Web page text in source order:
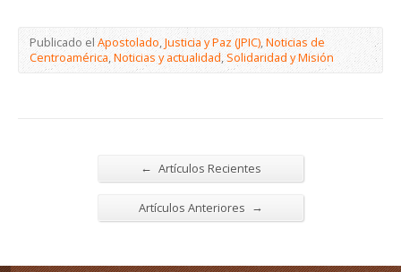
Publicado el Apostolado,Justicia y Paz (JPIC),Noticias de
Centroamérica,Noticias y actualidad,Solidaridad y Misión
← Artículos Recientes
Artículos Anteriores →